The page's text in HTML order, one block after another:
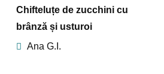
Chifteluțe de zucchini cu
brânză și usturoi
Ana G.I.